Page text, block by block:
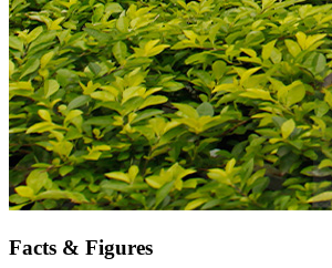
Facts & Figures